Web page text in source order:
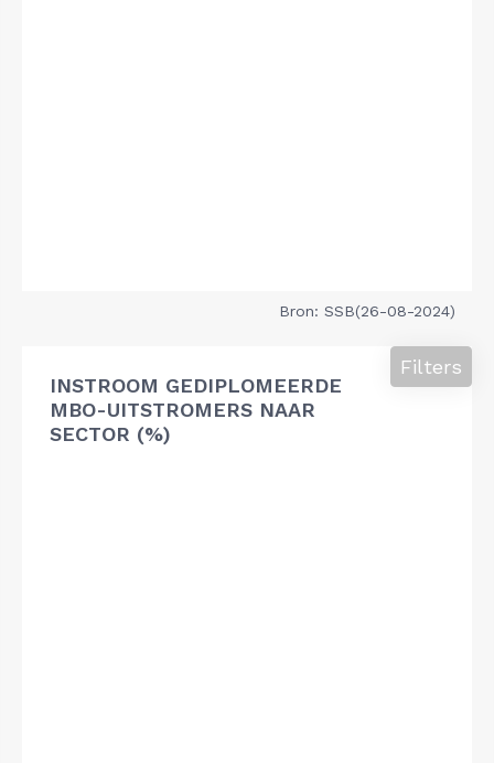
Bron: SSB(26-08-2024)
INSTROOM GEDIPLOMEERDE
MBO-UITSTROMERS NAAR
SECTOR (%)
Filters